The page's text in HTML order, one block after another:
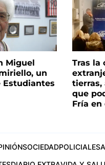
Miguel
un
Estudiantes
Tras la
tierras,
que
Fría en
SOCIEDADPOLICIALES